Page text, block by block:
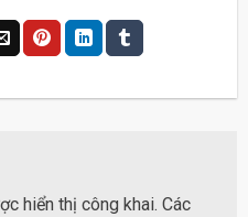
hiển thị công khai. Các